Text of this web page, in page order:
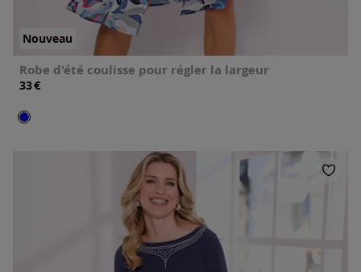
Nouveau
Robe d'été coulisse pour régler la largeur
33€